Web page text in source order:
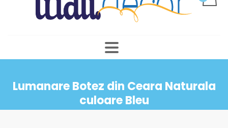
Lumanare Botez din Ceara Naturala
culoare Bleu